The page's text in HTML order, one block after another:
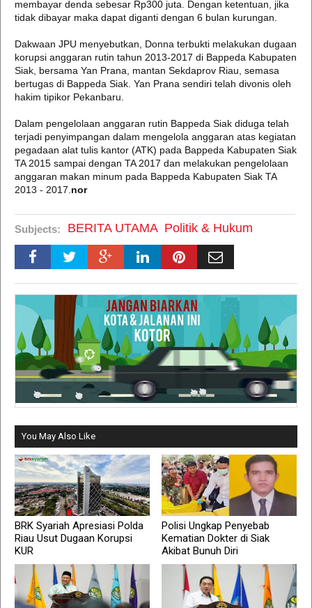
membayar denda sebesar Rp300 juta. Dengan ketentuan, jika
tidak dibayar maka dapat diganti dengan 6 bulan kurungan.
Dakwaan JPU menyebutkan, Donna terbukti melakukan dugaan
korupsi anggaran rutin tahun 2013-2017 di Bappeda Kabupaten
Siak, bersama Yan Prana, mantan Sekdaprov Riau, semasa
bertugas di Bappeda Siak. Yan Prana sendiri telah divonis oleh
hakim tipikor Pekanbaru.
Dalam pengelolaan anggaran rutin Bappeda Siak diduga telah
terjadi penyimpangan dalam mengelola anggaran atas kegiatan
pegadaan alat tulis kantor (ATK) pada Bappeda Kabupaten Siak
TA 2015 sampai dengan TA 2017 dan melakukan pengelolaan
anggaran makan minum pada Bappeda Kabupaten Siak TA
2013 - 2017. nor
Subjects: BERITA UTAMA Politik & Hukum
You May Also Like
BRK Syariah Apresiasi Polda
Riau Usut Dugaan Korupsi
KUR
Polisi Ungkap Penyebab
Kematian Dokter di Siak
Akibat Bunuh Diri